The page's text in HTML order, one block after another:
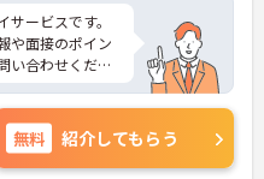
ービスです。
や面接のポイン
い合わせくださ
無料 紹介してもらう